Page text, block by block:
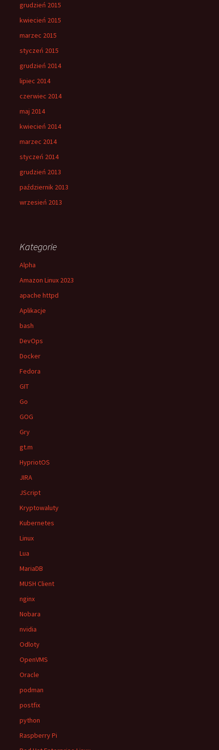
grudzień 2015
kwiecień 2015
marzec 2015
styczeń 2015
grudzień 2014
lipiec 2014
czerwiec 2014
maj 2014
kwiecień 2014
marzec 2014
styczeń 2014
grudzień 2013
październik 2013
wrzesień 2013
Kategorie
Alpha
Amazon Linux 2023
apache httpd
Aplikacje
bash
DevOps
Docker
Fedora
GIT
Go
GOG
Gry
gt.m
HypriotOS
JIRA
JScript
Kryptowaluty
Kubernetes
Linux
Lua
MariaDB
MUSH Client
nginx
Nobara
nvidia
Odloty
OpenVMS
Oracle
podman
postfix
python
Raspberry Pi